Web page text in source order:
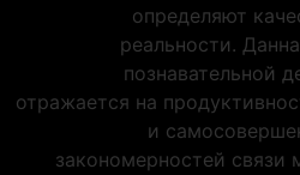
определяют
реальности.
познавательной
отражается на
и
закономерностей связи